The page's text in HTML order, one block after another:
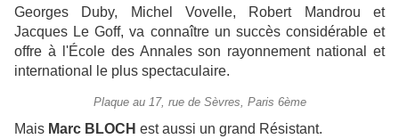
Georges Duby, Michel Vovelle, Robert Mandrou et
Jacques Le Goff, va connaître un succès considérable et
offre à l'École des Annales son rayonnement national et
international le plus spectaculaire.
Plaque au 17, rue de Sèvres, Paris 6ème
Mais Marc BLOCH est aussi un grand Résistant.